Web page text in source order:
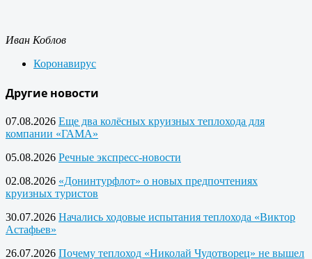
Иван Коблов
Коронавирус
Другие новости
07.08.2026 Еще два колёсных круизных теплохода для
компании «ГАМА»
05.08.2026 Речные экспресс-новости
02.08.2026 «Донинтурфлот» о новых предпочтениях
круизных туристов
30.07.2026 Начались ходовые испытания теплохода «Виктор
Астафьев»
26.07.2026 Почему теплоход «Николай Чудотворец» не вышел